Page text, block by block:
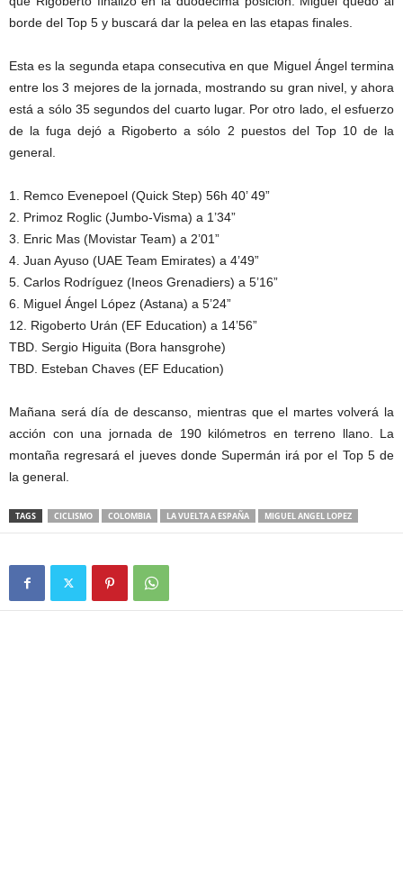
borde del Top 5 y buscará dar la pelea en las etapas finales.
Esta es la segunda etapa consecutiva en que Miguel Ángel termina
entre los 3 mejores de la jornada, mostrando su gran nivel, y ahora
está a sólo 35 segundos del cuarto lugar. Por otro lado, el esfuerzo
de la fuga dejó a Rigoberto a sólo 2 puestos del Top 10 de la
general.
1. Remco Evenepoel (Quick Step) 56h 40’ 49”
2. Primoz Roglic (Jumbo-Visma) a 1’34”
3. Enric Mas (Movistar Team) a 2’01”
4. Juan Ayuso (UAE Team Emirates) a 4’49”
5. Carlos Rodríguez (Ineos Grenadiers) a 5’16”
6. Miguel Ángel López (Astana) a 5’24”
12. Rigoberto Urán (EF Education) a 14’56”
TBD. Sergio Higuita (Bora hansgrohe)
TBD. Esteban Chaves (EF Education)
Mañana será día de descanso, mientras que el martes volverá la
acción con una jornada de 190 kilómetros en terreno llano. La
montaña regresará el jueves donde Supermán irá por el Top 5 de
la general.
TAGS CICLISMO COLOMBIA LA VUELTA A ESPAÑA MIGUEL ANGEL LOPEZ